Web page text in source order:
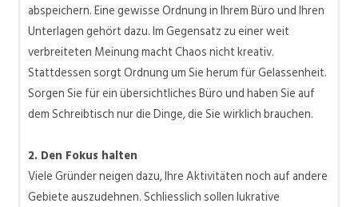
abspeichern. Eine gewisse Ordnung in Ihrem Büro und Ihren
Unterlagen gehört dazu. Im Gegensatz zu einer weit
verbreiteten Meinung macht Chaos nicht kreativ.
Stattdessen sorgt Ordnung um Sie herum für Gelassenheit.
Sorgen Sie für ein übersichtliches Büro und haben Sie auf
dem Schreibtisch nur die Dinge, die Sie wirklich brauchen.
2. Den Fokus halten
Viele Gründer neigen dazu, Ihre Aktivitäten noch auf andere
Gebiete auszudehnen. Schliesslich sollen lukrative